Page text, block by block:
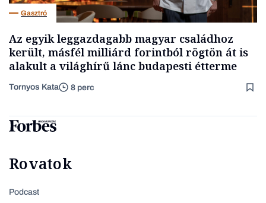
Gasztró
Az egyik leggazdagabb magyar családhoz
került, másfél milliárd forintból rögtön át is
alakult a világhírű lánc budapesti étterme
Tornyos Kata 8 perc
Rovatok
Podcast